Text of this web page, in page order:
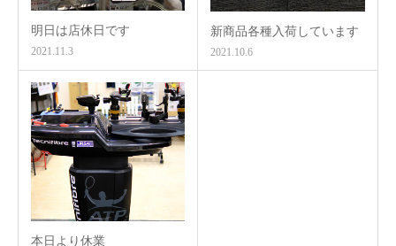
明日は店休日です
2021.11.3
新商品各種入荷しています
2021.10.6
本日より休業